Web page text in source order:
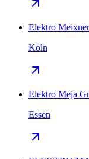
Elektro
Köln
Elektro Meja
Essen